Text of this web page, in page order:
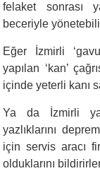
felaket sonrası
beceriyle
Eğer İzmirli
yapılan ‘kan’
içinde yeterli kanı
Ya da İzmirli
yazlıklarını
için servis aracı
olduklarını